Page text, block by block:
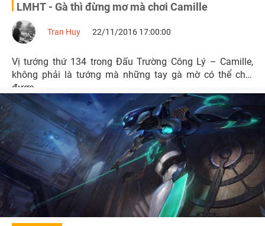
LMHT - Gà thì đừng mơ mà chơi Camille
Tran Huy 22/11/2016 17:00:00
Vị tướng thứ 134 trong Đấu Trường Công Lý – Camille,
không phải là tướng mà những tay gà mờ có thể chơi
được.